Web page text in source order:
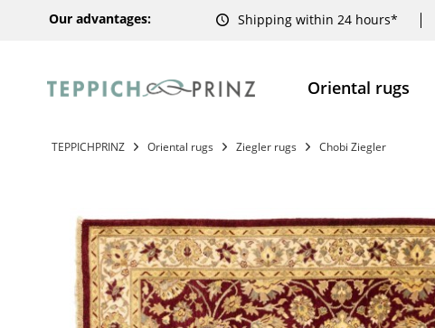
Our advantages: Shipping within 24 hours*
Oriental rugs
TEPPICHPRINZ Oriental rugs Ziegler rugs Chobi Ziegler